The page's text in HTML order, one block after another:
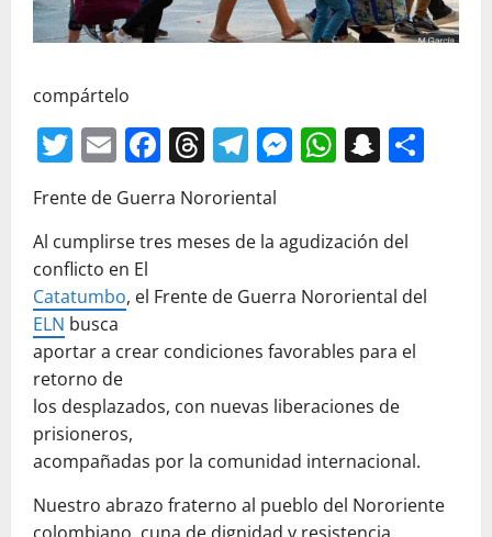
compártelo
Twitter
EmailFacebook
Threads
Telegram
Messenger
Frente de Guerra Nororiental
Al cumplirse tres meses de la agudización del
conflicto en El
Catatumbo, el Frente de Guerra Nororiental del
ELN busca
aportar a crear condiciones favorables para el
retorno de
los desplazados, con nuevas liberaciones de
prisioneros,
acompañadas por la comunidad internacional.
Nuestro abrazo fraterno al pueblo del Nororiente
colombiano, cuna de dignidad y resistencia.